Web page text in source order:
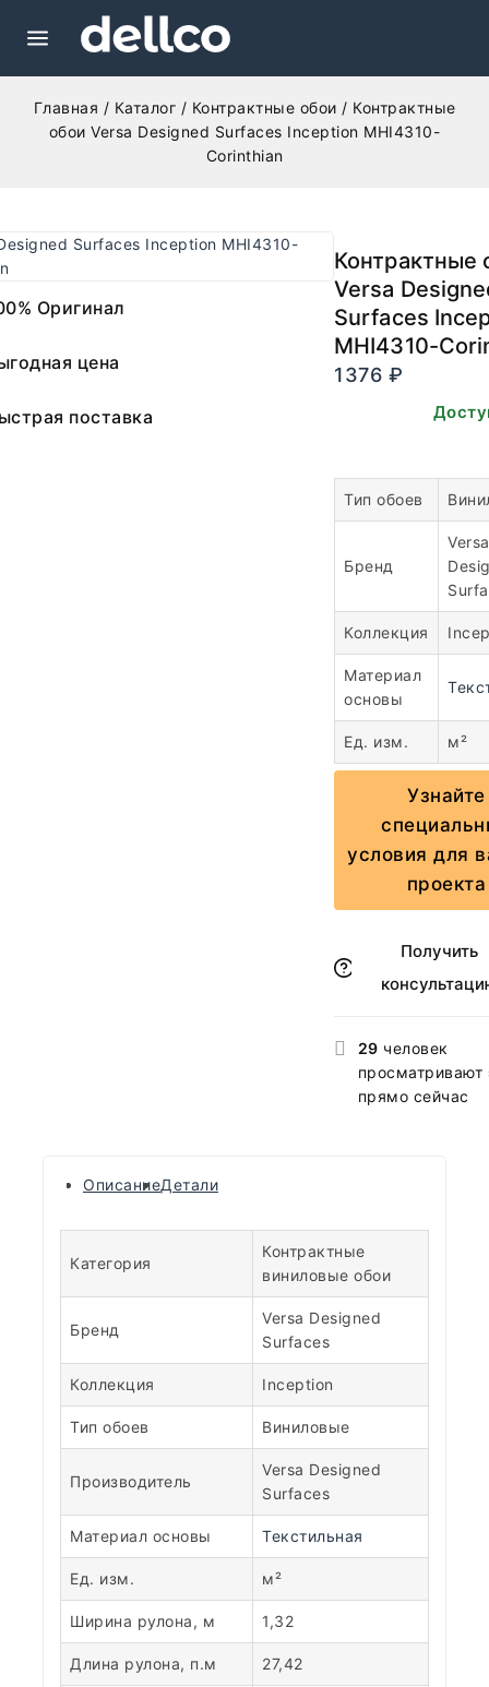
Главная / Каталог / Контрактные обои / Контрактные
обои Versa Designed Surfaces Inception MHI4310-
Corinthian
Оригинал
цена
поставка
Контрактные
Versa
Surfaces
MHI4310-
1376 ₽
В наличии.
Тип обоев
Бренд
Versa
Коллекция
Материал
основы
Ед. изм. м²
Узнайте
условия для
проекта
Получить
29 человек
просматривают
прямо сейчас
ОписаниеДетали
Категория
Контрактные
виниловые обои
Бренд
Versa Designed
Surfaces
Коллекция Inception
Тип обоев Виниловые
Производитель
Versa Designed
Surfaces
Материал основы Текстильная
Ед. изм. м²
Ширина рулона, м 1,32
Длина рулона, п.м 27,42